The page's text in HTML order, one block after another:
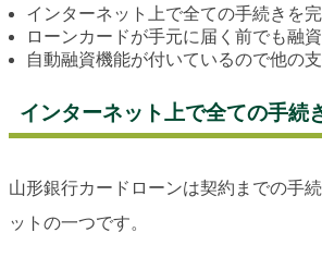
インターネット上で全ての手続きを
ローンカードが手元に届く前でも融
自動融資機能が付いているので他の
インターネット上で全ての手続
山形銀行カードローンは契約までの手
ットの一つです。